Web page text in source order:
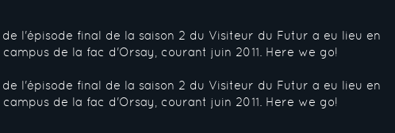
l'épisode final de la saison 2 du Visiteur du Futur a eu lieu en
de la fac d'Orsay, courant juin 2011. Here we go!
l'épisode final de la saison 2 du Visiteur du Futur a eu lieu en
de la fac d'Orsay, courant juin 2011. Here we go!